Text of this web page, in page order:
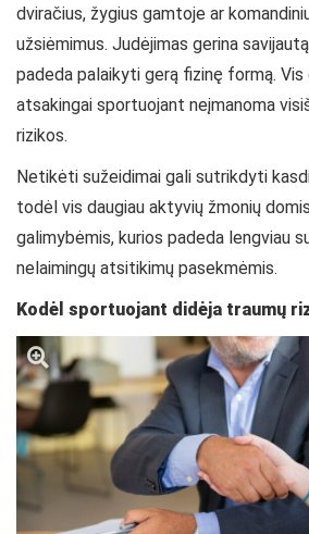
dviračius, žygius gamtoje ar
užsiėmimus. Judėjimas gerina
padeda palaikyti gerą fizinę formą.
atsakingai sportuojant neįmanoma
rizikos.
Netikėti sužeidimai gali sutrikdyti
todėl vis daugiau aktyvių žmonių
galimybėmis, kurios padeda lengviau
nelaimingų atsitikimų pasekmėmis.
Kodėl sportuojant didėja traumų